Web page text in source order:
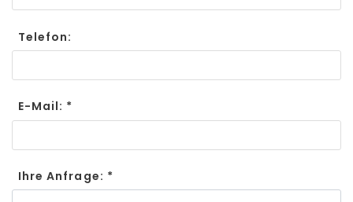
Telefon:
E-Mail: *
Ihre Anfrage: *